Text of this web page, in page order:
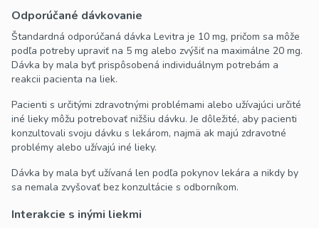
Odporúčané dávkovanie
Štandardná odporúčaná dávka Levitra je 10 mg, pričom sa môže
podľa potreby upraviť na 5 mg alebo zvýšiť na maximálne 20 mg.
Dávka by mala byť prispôsobená individuálnym potrebám a
reakcii pacienta na liek.
Pacienti s určitými zdravotnými problémami alebo užívajúci určité
iné lieky môžu potrebovať nižšiu dávku. Je dôležité, aby pacienti
konzultovali svoju dávku s lekárom, najmä ak majú zdravotné
problémy alebo užívajú iné lieky.
Dávka by mala byť užívaná len podľa pokynov lekára a nikdy by
sa nemala zvyšovať bez konzultácie s odborníkom.
Interakcie s inými liekmi